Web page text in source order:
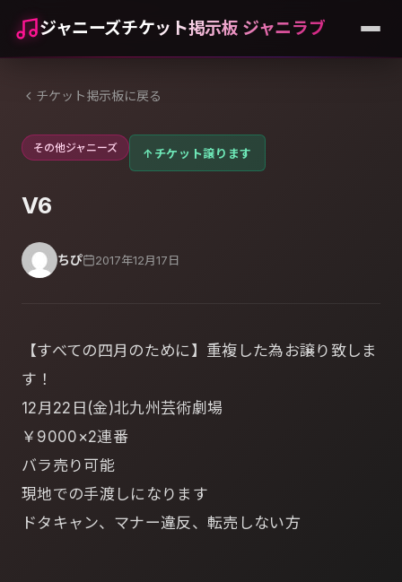
ジャニーズチケット掲示板 ジャニラブ
チケット掲示板に戻る
その他ジャニーズ ↑ チケット譲ります
V6
ちぴ 2017年12月17日
【すべての四月のために】重複した為お譲り致しま
す！
12月22日(金)北九州芸術劇場
￥9000×2連番
バラ売り可能
現地での手渡しになります
ドタキャン、マナー違反、転売しない方